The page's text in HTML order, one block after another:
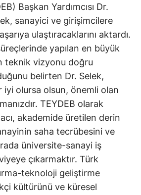
Başkan Yardımcısı Dr.
sanayici ve girişimcilere
ulaştıracaklarını aktardı.
yapılan en büyük
teknik vizyonu doğru
belirten Dr. Selek,
iyi olursa olsun, önemli olan
TEYDEB olarak
akademide üretilen derin
saha tecrübesini ve
üniversite-sanayi iş
çıkarmaktır. Türk
teknoloji geliştirme
kültürünü ve küresel